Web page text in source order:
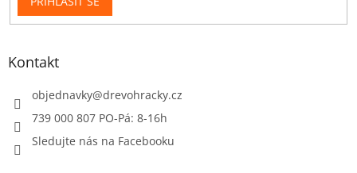
Kontakt
objednavky@drevohracky.cz
739 000 807 PO-Pá: 8-16h
Sledujte nás na Facebooku